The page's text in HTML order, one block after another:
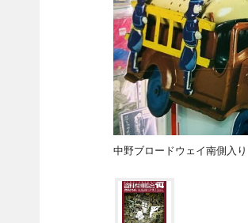
中野ブロードウェイ南側入